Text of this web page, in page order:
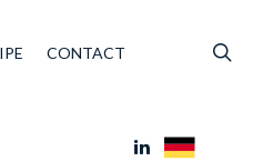
CONTACT